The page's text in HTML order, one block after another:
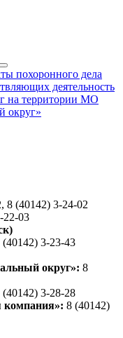
похоронного дела
деятельность
на территории МО
округ»
8 (40142) 3-24-02
22-03
(40142) 3-23-43
округ»: 8
(40142) 3-28-28
8 (40142)